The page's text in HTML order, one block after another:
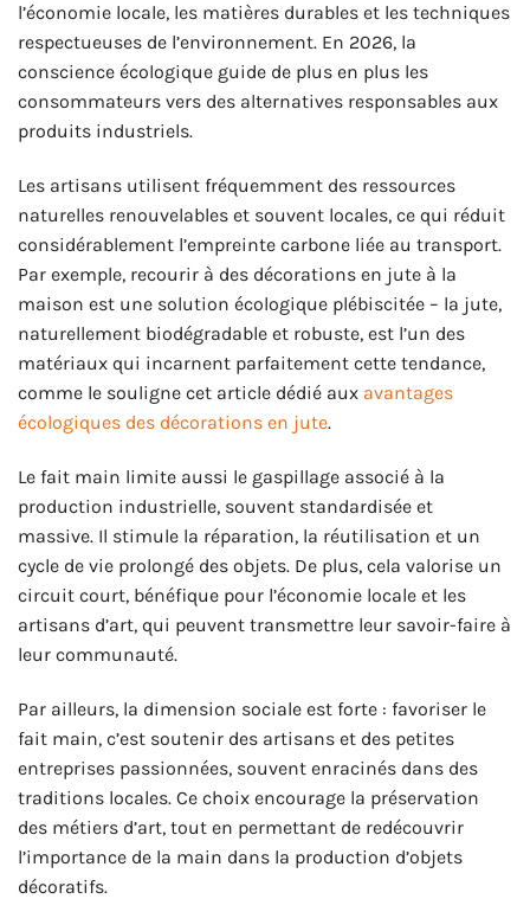
l’économie locale, les matières durables et les techniques
respectueuses de l’environnement. En 2026, la
conscience écologique guide de plus en plus les
consommateurs vers des alternatives responsables aux
produits industriels.
Les artisans utilisent fréquemment des ressources
naturelles renouvelables et souvent locales, ce qui réduit
considérablement l’empreinte carbone liée au transport.
Par exemple, recourir à des décorations en jute à la
maison est une solution écologique plébiscitée – la jute,
naturellement biodégradable et robuste, est l’un des
matériaux qui incarnent parfaitement cette tendance,
comme le souligne cet article dédié aux avantages
écologiques des décorations en jute.
Le fait main limite aussi le gaspillage associé à la
production industrielle, souvent standardisée et
massive. Il stimule la réparation, la réutilisation et un
cycle de vie prolongé des objets. De plus, cela valorise un
circuit court, bénéfique pour l’économie locale et les
artisans d’art, qui peuvent transmettre leur savoir-faire à
leur communauté.
Par ailleurs, la dimension sociale est forte : favoriser le
fait main, c’est soutenir des artisans et des petites
entreprises passionnées, souvent enracinés dans des
traditions locales. Ce choix encourage la préservation
des métiers d’art, tout en permettant de redécouvrir
l’importance de la main dans la production d’objets
décoratifs.